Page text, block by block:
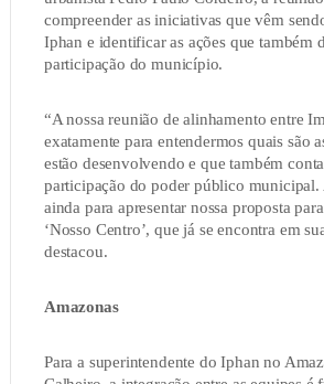
compreender as iniciativas que vêm
Iphan e identificar as ações que também
participação do município.
“A nossa reunião de alinhamento entre
exatamente para entendermos quais são
estão desenvolvendo e que também
participação do poder público municipal.
ainda para apresentar nossa proposta
‘Nosso Centro’, que já se encontra em
destacou.
Amazonas
Para a superintendente do Iphan no